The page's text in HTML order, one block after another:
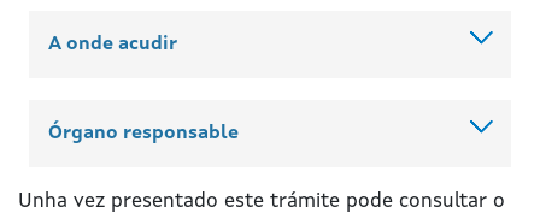
A onde acudir
Órgano responsable
Unha vez presentado este trámite pode consultar o